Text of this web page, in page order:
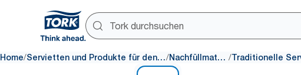
Home/ Servietten und Produkte für den Tisch/ Nachfüllmaterial /